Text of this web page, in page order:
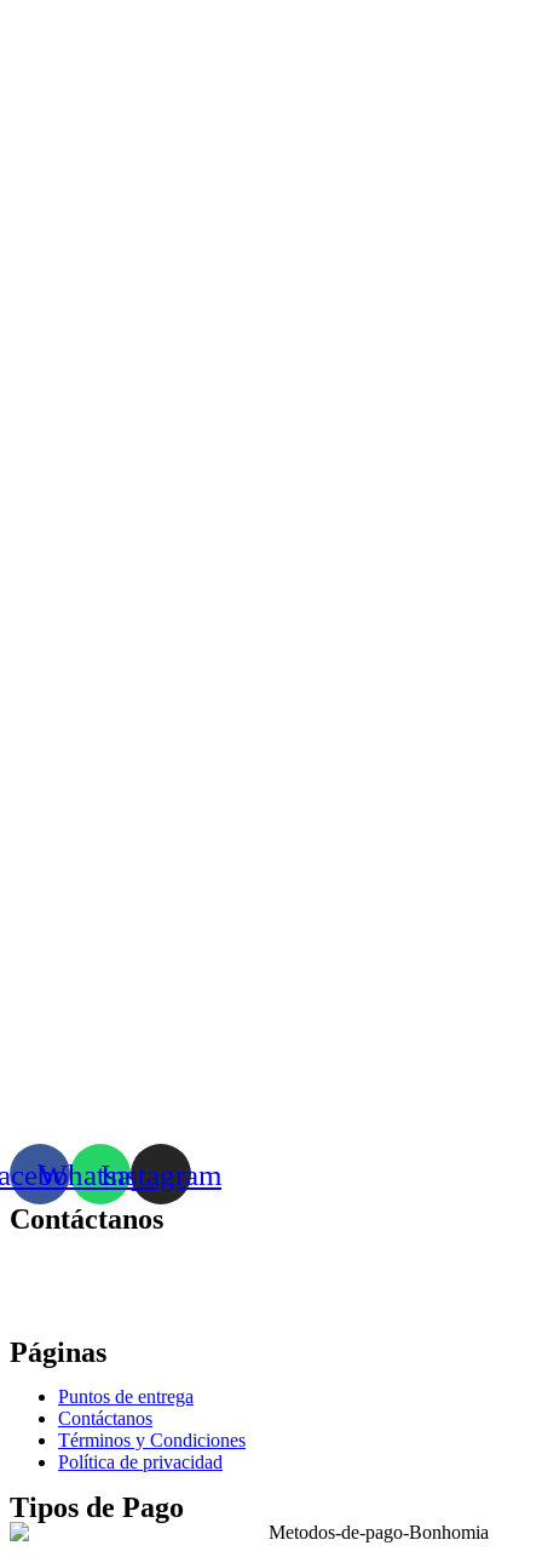
WhatsappInstagram
Contáctanos
Páginas
Puntos de entrega
Contáctanos
Términos y Condiciones
Política de privacidad
Tipos de Pago